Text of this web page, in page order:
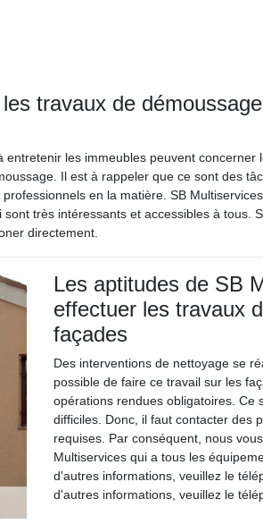
travaux de
entretenir les immeubles peuvent concerner
Il est à rappeler que ce sont des
en la matière. SB
très intéressants et accessibles à tous.
directement.
Les aptitudes de SB
effectuer les travaux
façades
Des interventions de nettoyage se
possible de faire ce travail sur les
opérations rendues obligatoires. Ce
difficiles. Donc, il faut contacter des
requises. Par conséquent, nous
Multiservices qui a tous les
d'autres informations, veuillez le
d'autres informations, veuillez le